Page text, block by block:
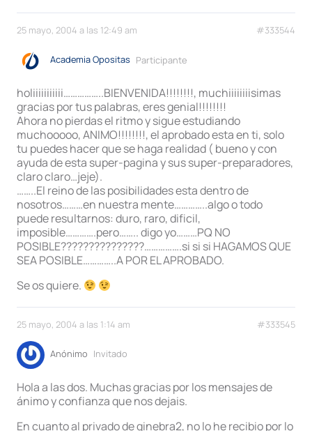
25 mayo, 2004 a las 12:49 am #333544
Academia Opositas Participante
holiiiiiiiiiii……………..BIENVENIDA!!!!!!!!, muchiiiiiiiisimas
gracias por tus palabras, eres genial!!!!!!!!
Ahora no pierdas el ritmo y sigue estudiando
muchooooo, ANIMO!!!!!!!!, el aprobado esta en ti, solo
tu puedes hacer que se haga realidad ( bueno y con
ayuda de esta super-pagina y sus super-preparadores,
claro claro…jeje).
……..El reino de las posibilidades esta dentro de
nosotros………en nuestra mente…………..algo o todo
puede resultarnos: duro, raro, dificil,
imposible………….pero…….. digo yo………PQ NO
POSIBLE???????????????…………….si si si HAGAMOS QUE
SEA POSIBLE…………..A POR EL APROBADO.
Se os quiere.
25 mayo, 2004 a las 1:14 am #333545
Anónimo Invitado
Hola a las dos. Muchas gracias por los mensajes de
ánimo y confianza que nos dejais.
En cuanto al privado de ginebra2, no lo he recibio por lo